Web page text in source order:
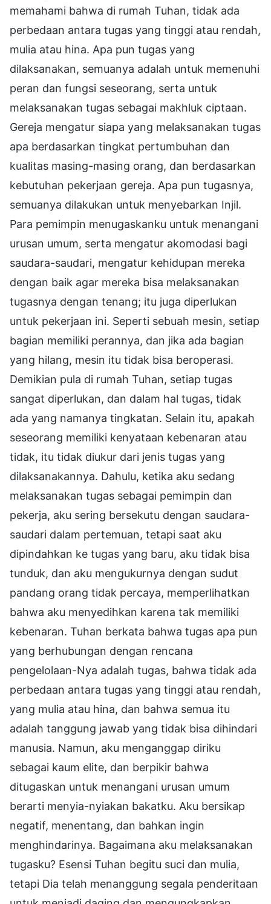
memahami bahwa di rumah Tuhan, tidak ada
perbedaan antara tugas yang tinggi atau rendah,
mulia atau hina. Apa pun tugas yang
dilaksanakan, semuanya adalah untuk memenuhi
peran dan fungsi seseorang, serta untuk
melaksanakan tugas sebagai makhluk ciptaan.
Gereja mengatur siapa yang melaksanakan tugas
apa berdasarkan tingkat pertumbuhan dan
kualitas masing-masing orang, dan berdasarkan
kebutuhan pekerjaan gereja. Apa pun tugasnya,
semuanya dilakukan untuk menyebarkan Injil.
Para pemimpin menugaskanku untuk menangani
urusan umum, serta mengatur akomodasi bagi
saudara-saudari, mengatur kehidupan mereka
dengan baik agar mereka bisa melaksanakan
tugasnya dengan tenang; itu juga diperlukan
untuk pekerjaan ini. Seperti sebuah mesin, setiap
bagian memiliki perannya, dan jika ada bagian
yang hilang, mesin itu tidak bisa beroperasi.
Demikian pula di rumah Tuhan, setiap tugas
sangat diperlukan, dan dalam hal tugas, tidak
ada yang namanya tingkatan. Selain itu, apakah
seseorang memiliki kenyataan kebenaran atau
tidak, itu tidak diukur dari jenis tugas yang
dilaksanakannya. Dahulu, ketika aku sedang
melaksanakan tugas sebagai pemimpin dan
pekerja, aku sering bersekutu dengan saudara-
saudari dalam pertemuan, tetapi saat aku
dipindahkan ke tugas yang baru, aku tidak bisa
tunduk, dan aku mengukurnya dengan sudut
pandang orang tidak percaya, memperlihatkan
bahwa aku menyedihkan karena tak memiliki
kebenaran. Tuhan berkata bahwa tugas apa pun
yang berhubungan dengan rencana
pengelolaan-Nya adalah tugas, bahwa tidak ada
perbedaan antara tugas yang tinggi atau rendah,
yang mulia atau hina, dan bahwa semua itu
adalah tanggung jawab yang tidak bisa dihindari
manusia. Namun, aku menganggap diriku
sebagai kaum elite, dan berpikir bahwa
ditugaskan untuk menangani urusan umum
berarti menyia-nyiakan bakatku. Aku bersikap
negatif, menentang, dan bahkan ingin
menghindarinya. Bagaimana aku melaksanakan
tugasku? Esensi Tuhan begitu suci dan mulia,
tetapi Dia telah menanggung segala penderitaan